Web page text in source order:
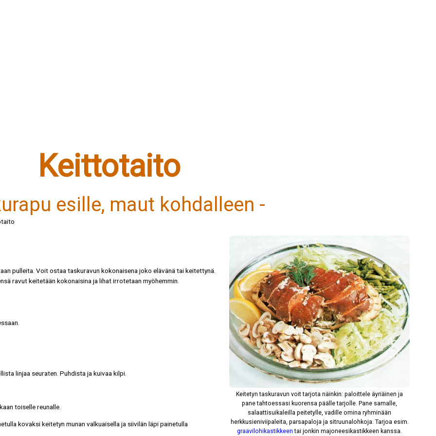
Keittotaito
esille, maut kohdalleen -
Keitetyn taskuravun voit tarjota näinkin: paloittele äyriäinen ja
pane tahtoessasi kuorensa päälle tarjolle. Pane samalle,
salaattisuikaleilla peitetylle, vadille omina ryhminään
herkkusieniviipaleita, parsapaloja ja sitruunalohkoja. Tarjoa esim.
graavilohikastikkeen tai jonkin majoneesikastikkeen kanssa.
pulleita. Voit ostaa taskuravun kokonaisena joko elävänä tai keitettynä.
ravut keitetään kokonaisina ja lihat irrotetaan myöhemmin.
linjaa seuraten. Puhdista ja kuivaa kilpi.
toiselle reunalle.
kovaksi keitetyn munan valkuaisella ja siivilän läpi painetulla